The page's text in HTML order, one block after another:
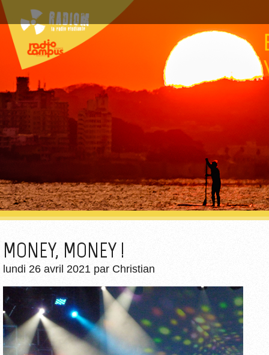
MONEY, MONEY !
lundi 26 avril 2021 par Christian